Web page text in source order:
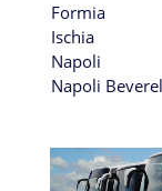
Formia
Ischia
Napoli
Napoli